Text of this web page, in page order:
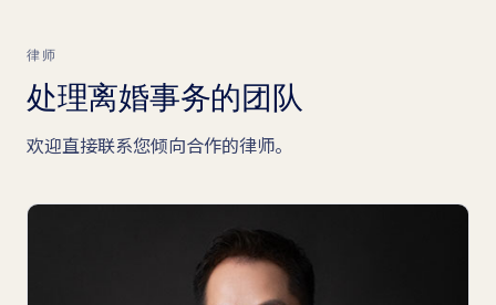
律师
处理离婚事务的团队
欢迎直接联系您倾向合作的律师。